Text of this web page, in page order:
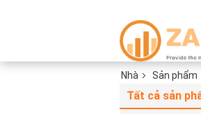
Nhà Sản phẩm
Tất cả sản